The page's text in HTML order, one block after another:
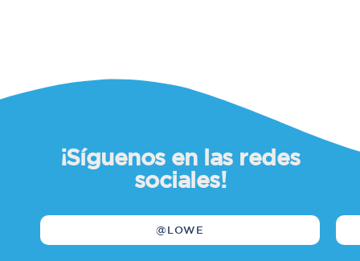
¡Síguenos en las redes
sociales!
@LOWE